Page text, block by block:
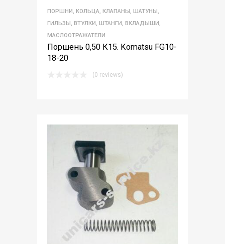
ПОРШНИ, КОЛЬЦА, КЛАПАНЫ, ШАТУНЫ,
ГИЛЬЗЫ, ВТУЛКИ, ШТАНГИ, ВКЛАДЫШИ,
МАСЛООТРАЖАТЕЛИ
Поршень 0,50 К15. Komatsu FG10-
18-20
(0 reviews)